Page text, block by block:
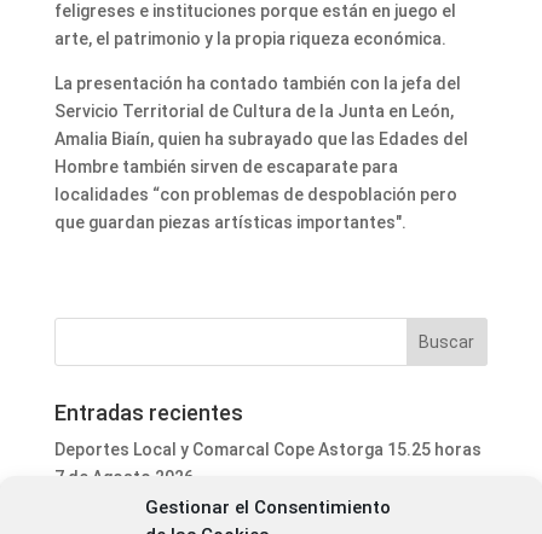
Gestionar el Consentimiento
feligreses e instituciones porque están en juego el
arte, el patrimonio y la propia riqueza económica.
La presentación ha contado también con la jefa del
Servicio Territorial de Cultura de la Junta en León,
Amalia Biaín, quien ha subrayado que las Edades del
Hombre también sirven de escaparate para
localidades “con problemas de despoblación pero
que guardan piezas artísticas importantes".
Entradas recientes
Deportes Local y Comarcal Cope Astorga 15.25 horas
7 de Agosto 2026
Informativo Mediodía Cope Astorga 14.20 horas 7 de